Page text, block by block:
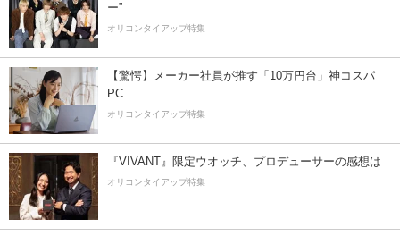
ー”
オリコンタイアップ特集
【驚愕】メーカー社員が推す「10万円台」神コスパ
PC
オリコンタイアップ特集
『VIVANT』限定ウオッチ、プロデューサーの感想は
オリコンタイアップ特集